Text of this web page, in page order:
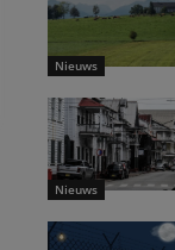
Nieuws
Nieuws